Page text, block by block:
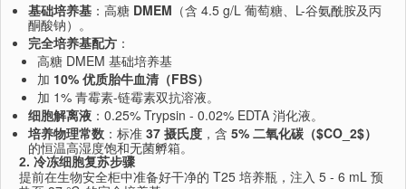
基础培养基 ：高糖 DMEM （含 4.5 g/L 葡萄糖、L-谷氨酰胺及丙
酮酸钠）。
完全培养基配方 ：
高糖 DMEM 基础培养基
加 10% 优质胎牛血清（FBS）
加 1% 青霉素-链霉素双抗溶液。
细胞解离液 ：0.25% Trypsin - 0.02% EDTA 消化液。
培养物理常数 ：标准 37 摄氏度 ，含 5% 二氧化碳（$CO_2$）
的恒温高湿度饱和无菌孵箱。
2. 冷冻细胞复苏步骤
提前在生物安全柜中准备好干净的 T25 培养瓶，注入 5 - 6 mL 预